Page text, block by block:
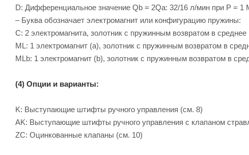
D: Дифференциальное значение Qb = 2Qa: 32/16 л/мин при P = 1
– Буква обозначает электромагнит или конфигурацию пружины:
C: 2 электромагнита, золотник с пружинным возвратом в
ML: 1 электромагнит (a), золотник с пружинным возвратом в
MLb: 1 электромагнит (b), золотник с пружинным возвратом в
(4) Опции и варианты:
K: Выступающие штифты ручного управления (см. 8)
AK: Выступающие штифты ручного управления с клапаном
ZC: Оцинкованные клапаны (см. 10)